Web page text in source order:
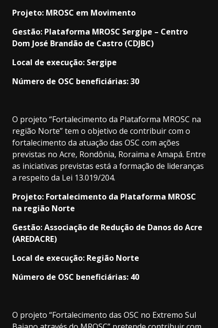
Projeto: MROSC em Movimento
Gestão: Plataforma MROSC Sergipe – Centro
Dom José Brandão de Castro (CDJBC)
Local de execução: Sergipe
Número de OSC beneficiárias: 30
O projeto “Fortalecimento da Plataforma MROSC na
região Norte” tem o objetivo de contribuir com o
fortalecimento da atuação das OSC com ações
previstas no Acre, Rondônia, Roraima e Amapá. Entre
as iniciativas previstas está a formação de lideranças
a respeito da Lei 13.019/204.
Projeto: Fortalecimento da Plataforma MROSC
na região Norte
Gestão: Associação de Redução de Danos do Acre
(AREDACRE)
Local de execução: Região Norte
Número de OSC beneficiárias: 40
O projeto “Fortalecimento das OSC no Extremo Sul